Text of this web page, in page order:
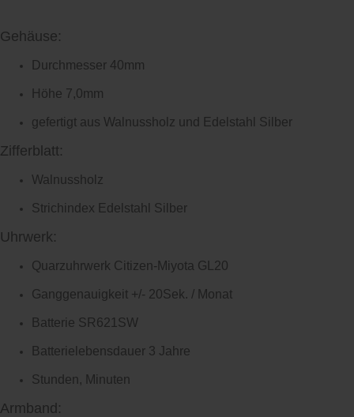
Gehäuse:
Durchmesser 40mm
Höhe 7,0mm
gefertigt aus Walnussholz und Edelstahl Silber
Zifferblatt:
Walnussholz
Strichindex Edelstahl Silber
Uhrwerk:
Quarzuhrwerk Citizen-Miyota GL20
Ganggenauigkeit +/- 20Sek. / Monat
Batterie SR621SW
Batterielebensdauer 3 Jahre
Stunden, Minuten
Armband: